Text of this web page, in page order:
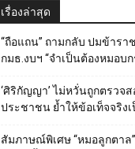
เรื่องล่าสุด
“ถือแถน” ถามกลับ ปมข้ารา
กมธ.งบฯ “จำเป็นต้องหมอบ
‘ศิริกัญญา’ ไม่หวั่นถูกตรวจ
ประชาชน ย้ำให้ข้อเท็จจริง
สัมภาษณ์พิเศษ “หมอลูกตาล